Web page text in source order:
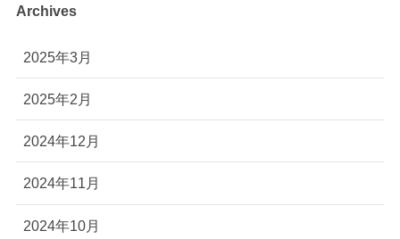
Archives
2025年3月
2025年2月
2024年12月
2024年11月
2024年10月